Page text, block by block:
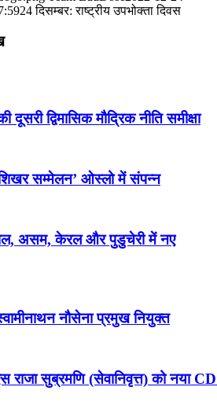
28-31 जुलाई 2026
22-24 जुलाई 2026
16-18 जुलाई 2026
24 दिसम्बर: राष्‍ट्रीय उपभोक्‍ता दिवस
दूसरी द्विमासिक मौद्रिक नीति समीक्षा
शिखर सम्मेलन’ ओस्लो में संपन्न
असम, केरल और पुडुचेरी में नए
नौसेना प्रमुख नियुक्त
सुब्रमणि (सेवानिवृत्त) को नया